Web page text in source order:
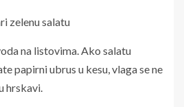
zelenu salatu
na listovima. Ako salatu
papirni ubrus u kesu, vlaga se ne
hrskavi.